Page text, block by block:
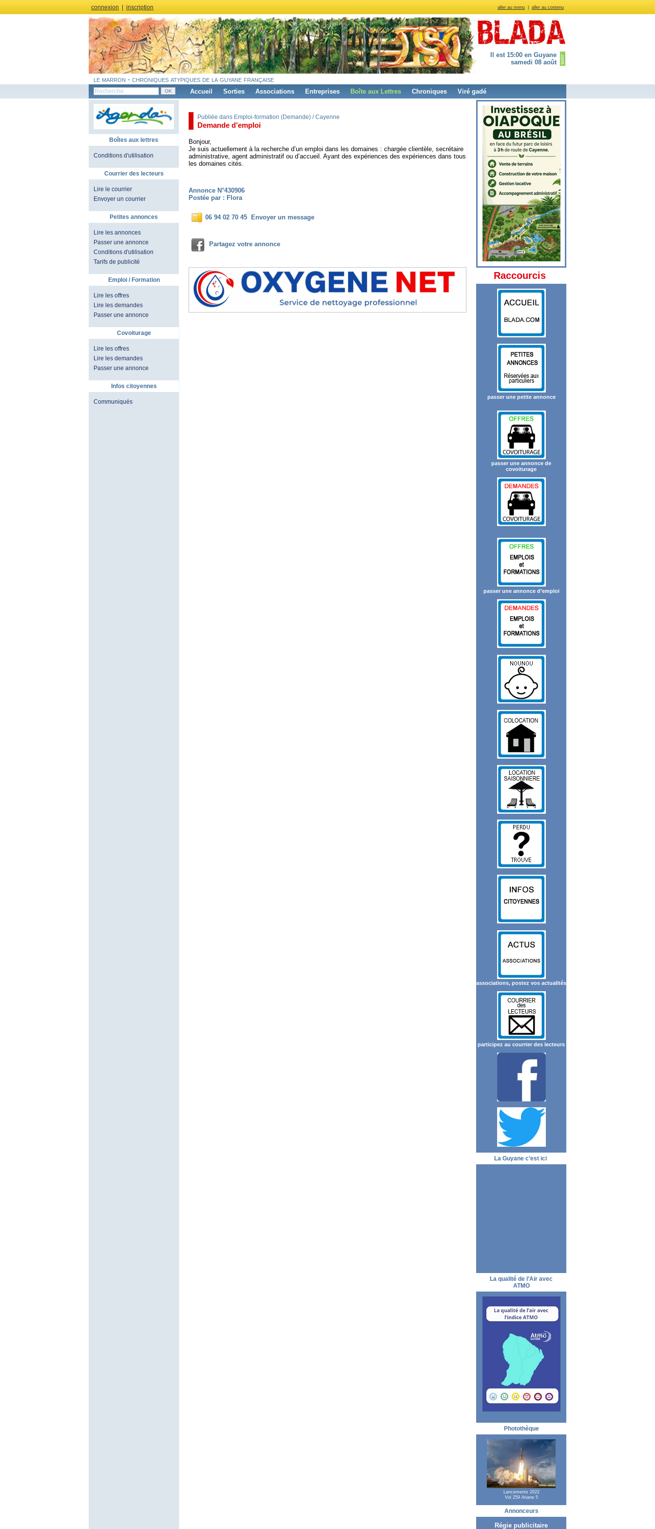
aller au menu aller au contenu
connexion inscription
Il est 15:00 en Guyane
samedi 08 août
le marron - chroniques atypiques de la guyane française
Accueil Sorties Associations Entreprises Boîte aux Lettres Chroniques Viré gadé
Boîtes aux lettres
Conditions d'utilisation
Courrier des lecteurs
Lire le courrier
Envoyer un courrier
Petites annonces
Lire les annonces
Passer une annonce
Conditions d'utilisation
Tarifs de publicité
Emploi / Formation
Lire les offres
Lire les demandes
Passer une annonce
Covoiturage
Lire les offres
Lire les demandes
Passer une annonce
Infos citoyennes
Communiqués
Publiée dans Emploi-formation (Demande) / Cayenne
Demande d’emploi
Bonjour,
Je suis actuellement à la recherche d’un emploi dans les domaines : chargée clientèle, secrétaire
administrative, agent administratif ou d’accueil. Ayant des expériences des expériences dans tous
les domaines cités.
Annonce N°430906
Postée par : Flora
06 94 02 70 45 Envoyer un message
Partagez votre annonce
Raccourcis
passer une petite annonce
passer une annonce de
covoiturage
passer une annonce d’emploi
associations, postez vos actualités
participez au courrier des lecteurs
La Guyane c’est ici
La qualité de l’Air avec
ATMO
Photothèque
Lancements 2022
Vol 259 Ariane 5
Annonceurs
Régie publicitaire